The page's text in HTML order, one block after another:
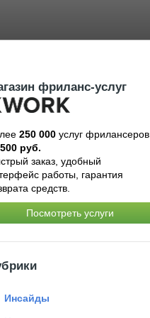
фриланс-услуг
250 000услуг фрилансеров
500 руб.
заказ, удобный
работы, гарантия
средств.
Посмотреть услуги
Инсайды